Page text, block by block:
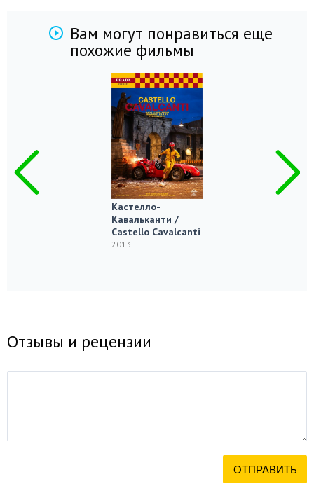
Вам могут понравиться еще
похожие фильмы
Кастелло-
Кавальканти /
Castello Cavalcanti
2013
Отзывы и рецензии